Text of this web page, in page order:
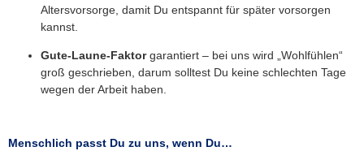
Altersvorsorge, damit Du entspannt für später vorsorgen
kannst.
Gute-Laune-Faktorgarantiert – bei uns wird „Wohlfühlen“
groß geschrieben, darum solltest Du keine schlechten Tage
wegen der Arbeit haben.
Menschlich passt Du zu uns, wenn Du… ​